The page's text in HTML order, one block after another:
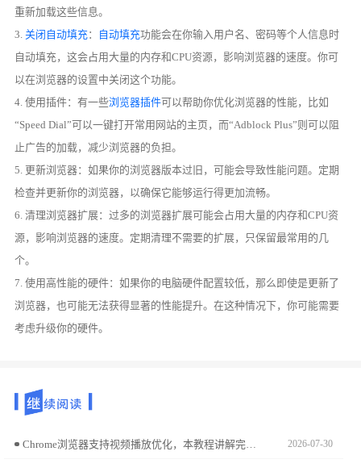
重新加载这些信息。
3.关闭自动填充： 自动填充功能会在你输入用户名、密码等个人信息时
自动填充，这会占用大量的内存和CPU资源，影响浏览器的速度。你可
以在浏览器的设置中关闭这个功能。
4. 使用插件：有一些浏览器插件可以帮助你优化浏览器的性能，比如
“Speed Dial”可以一键打开常用网站的主页，而“Adblock Plus”则可以阻
止广告的加载，减少浏览器的负担。
5. 更新浏览器：如果你的浏览器版本过旧，可能会导致性能问题。定期
检查并更新你的浏览器，以确保它能够运行得更加流畅。
6. 清理浏览器扩展：过多的浏览器扩展可能会占用大量的内存和CPU资
源，影响浏览器的速度。定期清理不需要的扩展，只保留最常用的几
个。
7. 使用高性能的硬件：如果你的电脑硬件配置较低，那么即使是更新了
浏览器，也可能无法获得显著的性能提升。在这种情况下，你可能需要
考虑升级你的硬件。
Chrome浏览器支持视频播放优化，本教程讲解完整操作方法，包括缓冲设置和画质调节，帮助用户实现流畅观看体验。 2026-07-30